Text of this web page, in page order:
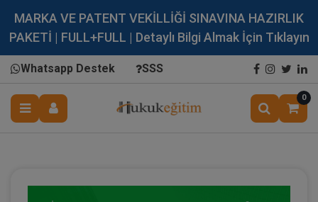
MARKA VE PATENT VEKİLLİĞİ SINAVINA HAZIRLIK
PAKETİ | FULL+FULL | Detaylı Bilgi Almak İçin Tıklayın
Whatsapp Destek SSS
0